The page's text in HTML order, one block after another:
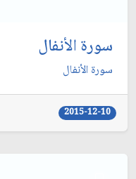
سورة الأنفال
سورة الأنفال
2015-12-10